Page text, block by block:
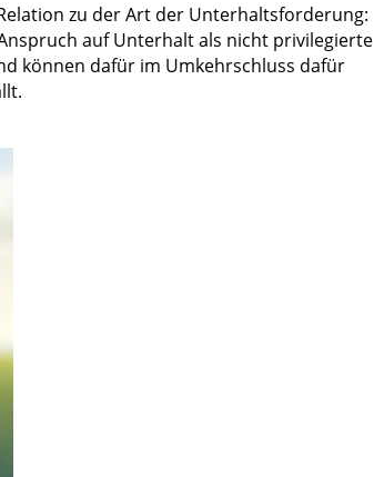
zu der Art der Unterhaltsforderung:
auf Unterhalt als nicht privilegierte
können dafür im Umkehrschluss dafür